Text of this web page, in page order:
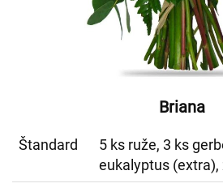
Briana
Štandard
5 ks ruže, 3 ks
eukalyptus (extra),